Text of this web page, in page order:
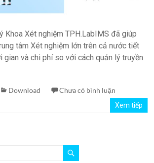
Khoa Xét nghiệm TPH.LabIMS đã giúp
tâm Xét nghiệm lớn trên cả nước tiết
gian và chi phí so với cách quản lý truyền
Download Chưa có bình luận
Xem tiếp